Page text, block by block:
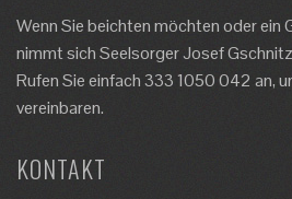
Wenn Sie beichten möchten oder ein
nimmt sich Seelsorger Josef
Rufen Sie einfach 333 1050 042 an,
vereinbaren.
KONTAKT